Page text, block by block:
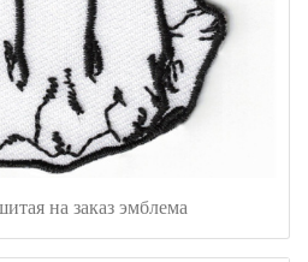
на заказ эмблема